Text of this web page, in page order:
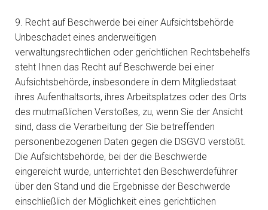
9. Recht auf Beschwerde bei einer Aufsichtsbehörde
Unbeschadet eines anderweitigen
verwaltungsrechtlichen oder gerichtlichen Rechtsbehelfs
steht Ihnen das Recht auf Beschwerde bei einer
Aufsichtsbehörde, insbesondere in dem Mitgliedstaat
ihres Aufenthaltsorts, ihres Arbeitsplatzes oder des Orts
des mutmaßlichen Verstoßes, zu, wenn Sie der Ansicht
sind, dass die Verarbeitung der Sie betreffenden
personenbezogenen Daten gegen die DSGVO verstößt.
Die Aufsichtsbehörde, bei der die Beschwerde
eingereicht wurde, unterrichtet den Beschwerdeführer
über den Stand und die Ergebnisse der Beschwerde
einschließlich der Möglichkeit eines gerichtlichen